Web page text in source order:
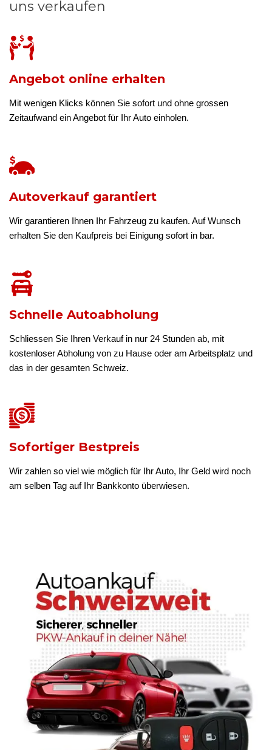
uns verkaufen
Angebot online erhalten
Mit wenigen Klicks können Sie sofort und ohne grossen
Zeitaufwand ein Angebot für Ihr Auto einholen.
Autoverkauf garantiert
Wir garantieren Ihnen Ihr Fahrzeug zu kaufen. Auf Wunsch
erhalten Sie den Kaufpreis bei Einigung sofort in bar.
Schnelle Autoabholung
Schliessen Sie Ihren Verkauf in nur 24 Stunden ab, mit
kostenloser Abholung von zu Hause oder am Arbeitsplatz und
das in der gesamten Schweiz.
Sofortiger Bestpreis
Wir zahlen so viel wie möglich für Ihr Auto, Ihr Geld wird noch
am selben Tag auf Ihr Bankkonto überwiesen.